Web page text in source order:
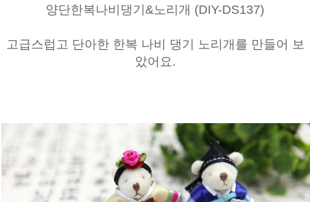
양단한복나비댕기&노리개 (DIY-DS137)
고급스럽고 단아한 한복 나비 댕기 노리개를 만들어 보
았어요.